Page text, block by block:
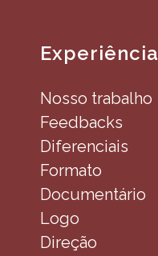
Experiência
Nosso trabalho
Feedbacks
Diferenciais
Formato
Documentário
Logo
Direção